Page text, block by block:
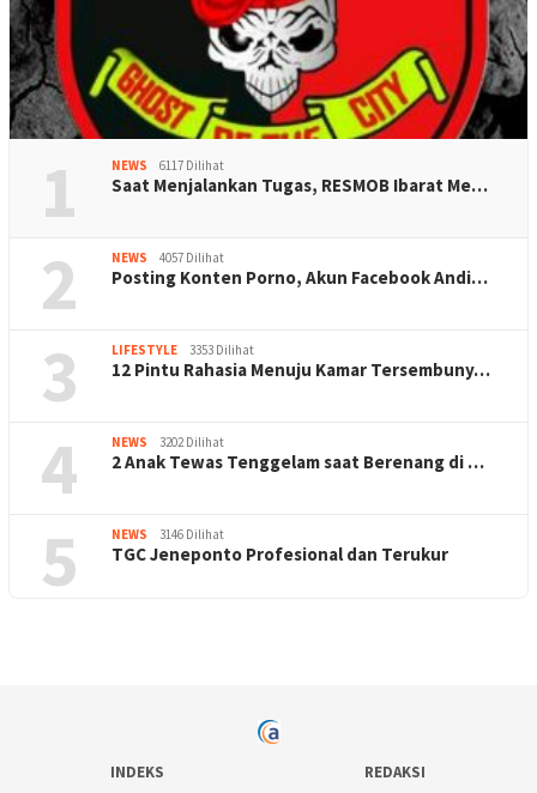
1 NEWS 6117 Dilihat
Saat Menjalankan Tugas, RESMOB Ibarat Me…
2 NEWS 4057 Dilihat
Posting Konten Porno, Akun Facebook Andi…
3 LIFESTYLE 3353 Dilihat
12 Pintu Rahasia Menuju Kamar Tersembuny…
4 NEWS 3202 Dilihat
2 Anak Tewas Tenggelam saat Berenang di …
5 NEWS 3146 Dilihat
TGC Jeneponto Profesional dan Terukur
INDEKS
REDAKSI